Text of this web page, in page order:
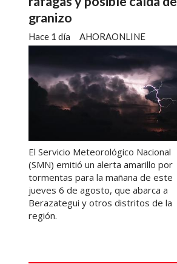
granizo
AHORAONLINE
Hace 1 día
El Servicio Meteorológico Nacional
(SMN) emitió un alerta amarillo por
tormentas para la mañana de este
jueves 6 de agosto, que abarca a
Berazategui y otros distritos de la
región.